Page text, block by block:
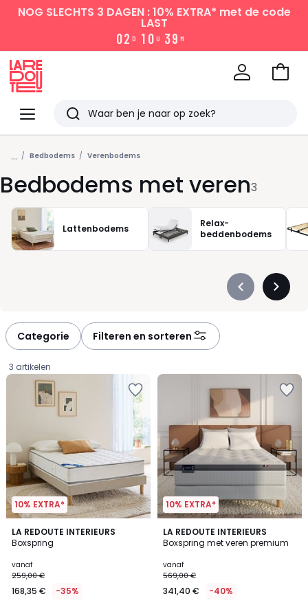
NOG SLECHTS 3 DAGEN : 10% EXTRA* met de code
LAST
02 D 1 0 U 39 M
Menu
Redoute
Zoeken
Laatst
bekeken
Naar
... Bedbodems Verenbodems
Bedbodems met veren3
Lattenbodems
Relax-
beddenbodems
Précédent
Categorie Filteren en sorteren
3 artikelen
10% EXTRA*
LA REDOUTE INTERIEURS
Boxspring
Prijs
vanaf
168,35
vanaf
259,00 €
168,35 € -35%
4,4
/ 5
2
Kleuren
10% EXTRA*
LA REDOUTE INTERIEURS
Boxspring met veren premium
vanaf
569,00 €
341,40 € -40%
4,4
/ 5
3
Kleuren